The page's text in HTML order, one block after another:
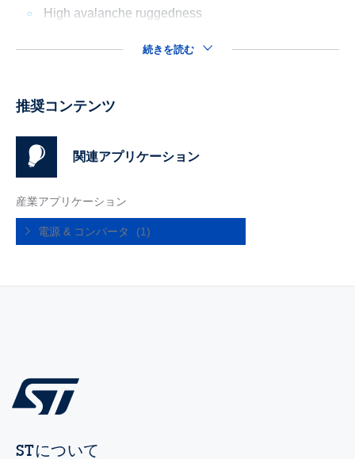
High avalanche ruggedness
続きを読む
推奨コンテンツ
関連アプリケーション
産業アプリケーション
電源 & コンバータ (1)
STについて